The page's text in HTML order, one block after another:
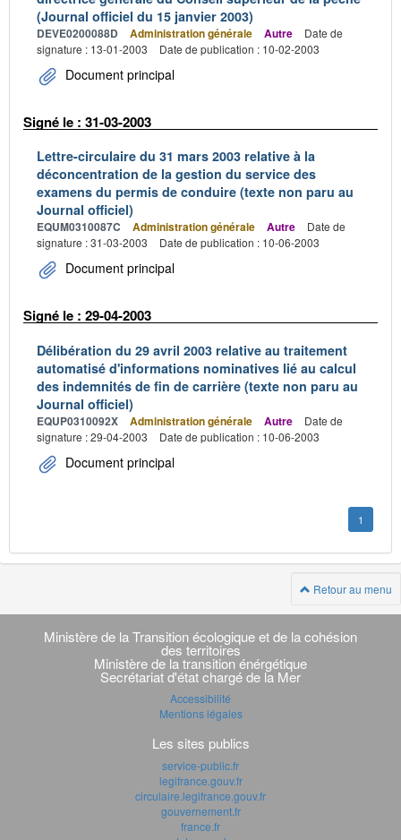
(Journal officiel du 15 janvier 2003)
DEVE0200088D Administration générale Autre
Date de
signature : 13-01-2003
Date de publication : 10-02-2003
Document principal
Signé le : 31-03-2003
Lettre-circulaire du 31 mars 2003 relative à la
déconcentration de la gestion du service des
examens du permis de conduire (texte non paru au
Journal officiel)
EQUM0310087C Administration générale Autre
Date de
signature : 31-03-2003
Date de publication : 10-06-2003
Document principal
Signé le : 29-04-2003
Délibération du 29 avril 2003 relative au traitement
automatisé d'informations nominatives lié au calcul
des indemnités de fin de carrière (texte non paru au
Journal officiel)
EQUP0310092X Administration générale Autre
Date de
signature : 29-04-2003
Date de publication : 10-06-2003
Document principal
1
Retour au menu
Navigation
transverse
Ministère de la Transition écologique et de la cohésion
des territoires
Ministère de la transition énérgétique
Secrétariat d'état chargé de la Mer
Accessibilité
Mentions légales
Les sites publics
service-public.fr
legifrance.gouv.fr
circulaire.legifrance.gouv.fr
gouvernement.fr
france.fr